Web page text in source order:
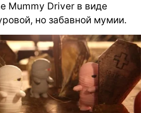
Mummy Driver в виде
но забавной мумии.